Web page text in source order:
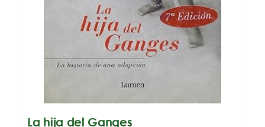
La hija del Ganges